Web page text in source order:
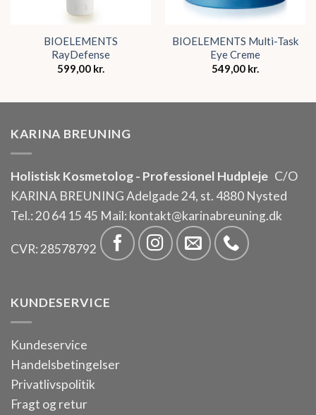
BIOELEMENTS
RayDefense
599,00 kr.
BIOELEMENTS Multi-Task
Eye Creme
549,00 kr.
KARINA BREUNING
Holistisk Kosmetolog - Professionel Hudpleje C/O
KARINA BREUNING Adelgade 24, st. 4880 Nysted
Tel.:20 64 15 45 Mail:kontakt@karinabreuning.dk
CVR: 28578792
KUNDESERVICE
Kundeservice
Handelsbetingelser
Privatlivspolitik
Fragt og retur